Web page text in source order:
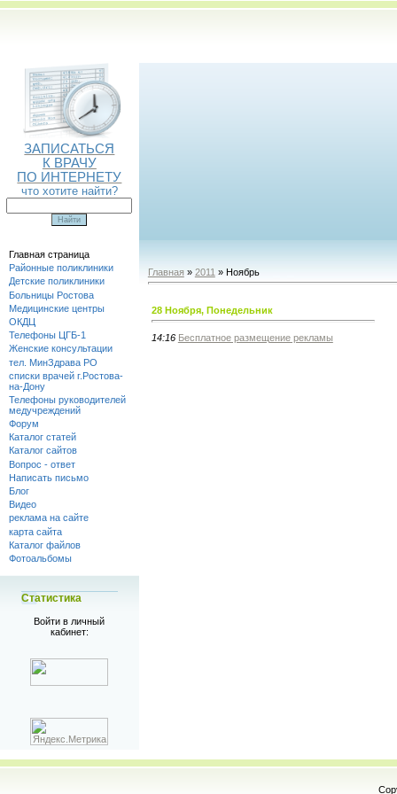
ЗАПИСАТЬСЯ
К ВРАЧУ
ПО ИНТЕРНЕТУ
что хотите найти?
Главная страница
Районные поликлиники
Детские поликлиники
Больницы Ростова
Медицинские центры
ОКДЦ
Телефоны ЦГБ-1
Женские консультации
тел. МинЗдрава РО
списки врачей г.Ростова-
на-Дону
Телефоны руководителей
медучреждений
Форум
Каталог статей
Каталог сайтов
Вопрос - ответ
Написать письмо
Блог
Видео
реклама на сайте
карта сайта
Каталог файлов
Фотоальбомы
Статистика
Войти в личный
кабинет:
Главная » 2011 » Ноябрь
28 Ноября, Понедельник
14:16 Бесплатное размещение рекламы